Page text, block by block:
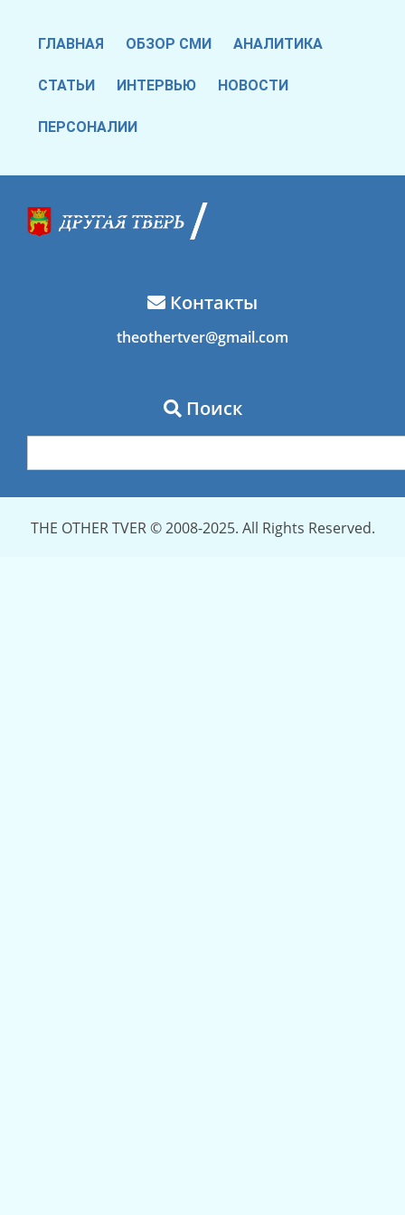
ГЛАВНАЯ ОБЗОР СМИ АНАЛИТИКА
СТАТЬИ ИНТЕРВЬЮ НОВОСТИ
ПЕРСОНАЛИИ
Контакты
theothertver@gmail.com
Поиск
THE OTHER TVER © 2008-2025. All Rights Reserved.